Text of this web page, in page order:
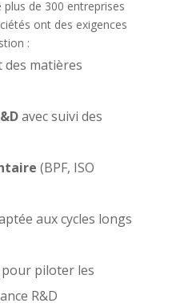
de 300 entreprises
ont des exigences
:
matières
avec suivi des
(BPF, ISO
aux cycles longs
pour piloter les
R&D